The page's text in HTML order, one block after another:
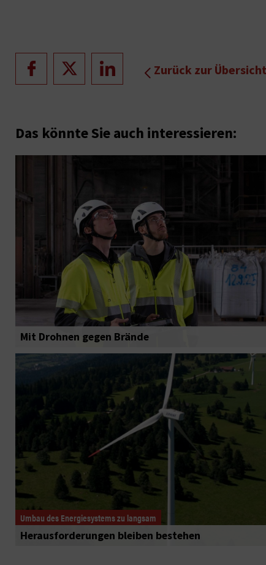
Zurück zur Übersicht
Das könnte Sie auch interessieren:
Mit Drohnen gegen Brände
Umbau des Energiesystems zu langsam
Herausforderungen bleiben bestehen